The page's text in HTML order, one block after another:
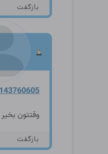
بازگفت
وقتتون
بازگفت